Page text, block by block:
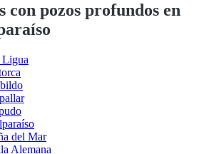
con pozos profundos en
Ligua
del Mar
Alemana